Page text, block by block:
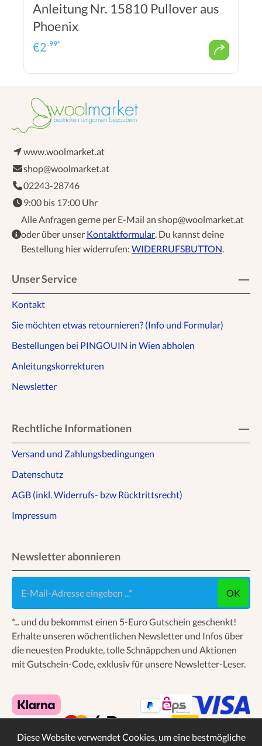
Anleitung Nr. 15810 Pullover aus
Phoenix
€2.99*
www.woolmarket.at
shop@woolmarket.at
02243-28746
9:00 bis 17:00 Uhr
Alle Anfragen gerne per E-Mail an shop@woolmarket.at
oder über unser Kontaktformular. Du kannst deine
Bestellung hier widerrufen: WIDERRUFSBUTTON.
Unser Service
Kontakt
Sie möchten etwas retournieren? (Info und Formular)
Bestellungen bei PINGOUIN in Wien abholen
Anleitungskorrekturen
Newsletter
Rechtliche Informationen
Versand und Zahlungsbedingungen
Datenschutz
AGB (inkl. Widerrufs- bzw Rücktrittsrecht)
Impressum
Newsletter abonnieren
OK
*... und du bekommst einen 5-Euro Gutschein geschenkt!
Erhalte unseren wöchentlichen Newsletter und Infos über
die neuesten Produkte, tolle Schnäppchen und Aktionen
mit Gutschein-Code, exklusiv für unsere Newsletter-Leser.
Diese Website verwendet Cookies, um eine bestmögliche